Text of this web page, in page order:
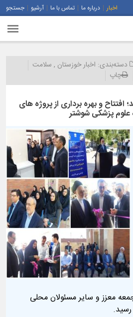
اخبار درباره ما تماس با ما آرشیو جستجو
دسته‌بندی: اخبار خوزستان , سلامت
چاپ
افتتاح و بهره برداری از پروژه های
علوم پزشکی شوشتر
معزز و سایر مسئولان محلی
رسید.